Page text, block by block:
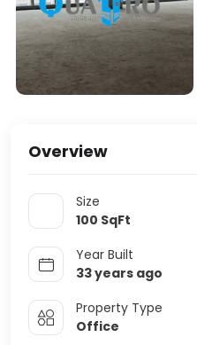
Overview
Size
100 SqFt
Year Built
33 years ago
Property Type
Office